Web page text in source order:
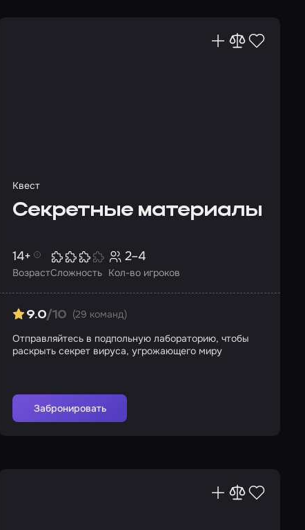
Квест
Секретные материалы
Возраст
14+
Сложность Кол-во игроков
2–4
9.0/10 (29 команд)
Отправляйтесь в подпольную лабораторию, чтобы
раскрыть секрет вируса, угрожающего миру
Забронировать